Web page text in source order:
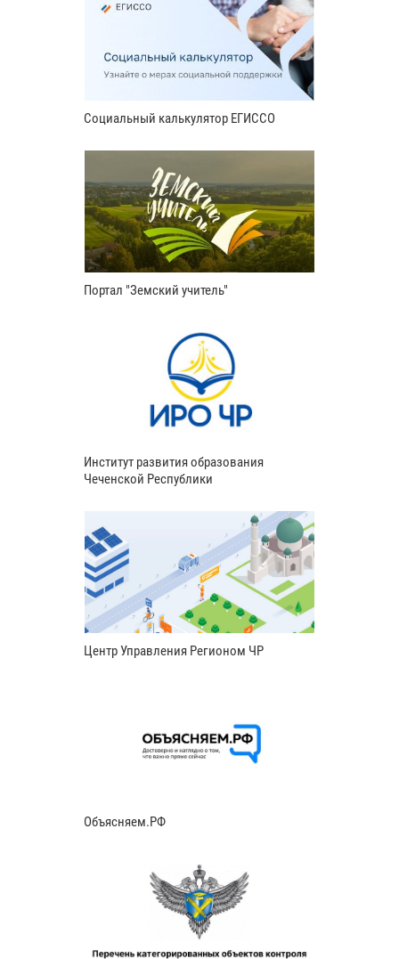
Социальный калькулятор ЕГИССО
Портал "Земский учитель"
Институт развития образования
Чеченской Республики
Центр Управления Регионом ЧР
Объясняем.РФ